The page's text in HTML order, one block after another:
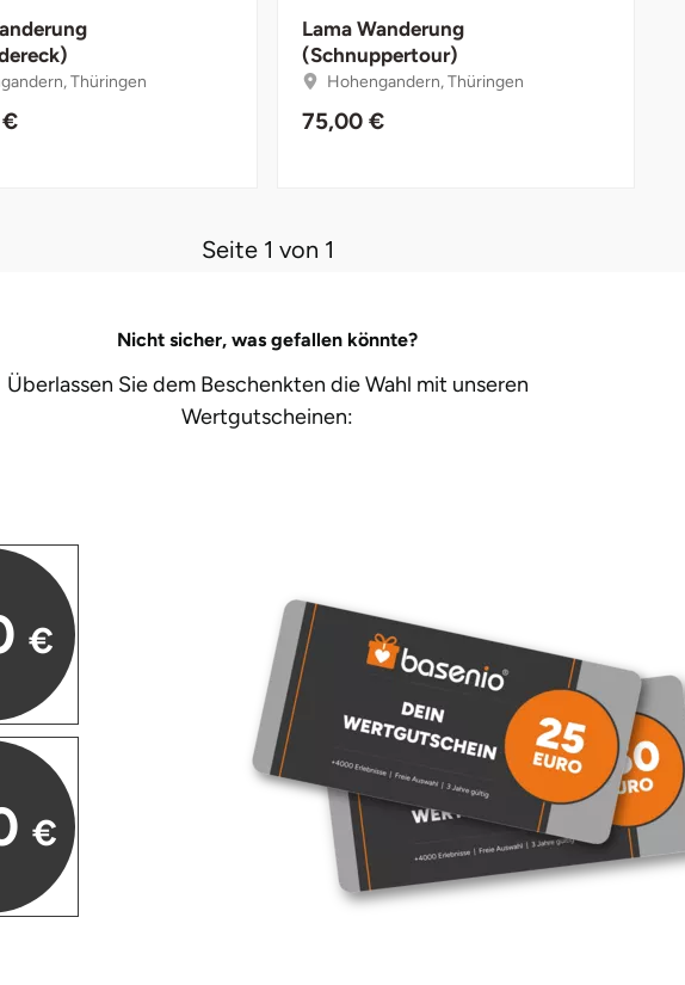
Thüringen
Lama Wanderung
(Schnuppertour)
Hohengandern, Thüringen
75,00 €
Seite 1 von 1
Nicht sicher, was gefallen könnte?
Überlassen Sie dem Beschenkten die Wahl mit unseren
Wertgutscheinen:
€
€